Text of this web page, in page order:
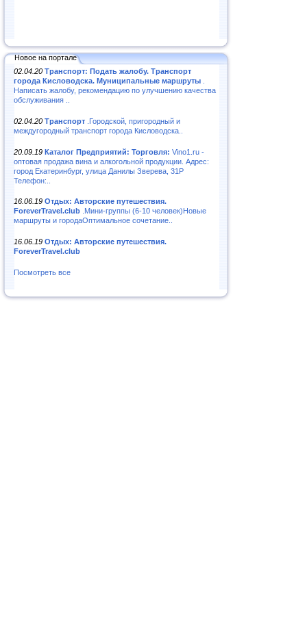
Новое на портале
02.04.20 Транспорт: Подать жалобу. Транспорт
города Кисловодска. Муниципальные маршруты
Написать жалобу, рекомендацию по улучшению качества
обслуживания ..
02.04.20 Транспорт .Городской, пригородный и
междугородный транспорт города Кисловодска..
20.09.19 Каталог Предприятий: Торговля: Vino1.ru -
оптовая продажа вина и алкогольной продукции. Адрес:
город Екатеринбург, улица Данилы Зверева, 31Р
Телефон:..
16.06.19 Отдых: Авторские путешествия.
ForeverTravel.club .Мини-группы (6-10 человек)Новые
маршруты и городаОптимальное сочетание..
16.06.19 Отдых: Авторские путешествия.
ForeverTravel.club
Посмотреть все